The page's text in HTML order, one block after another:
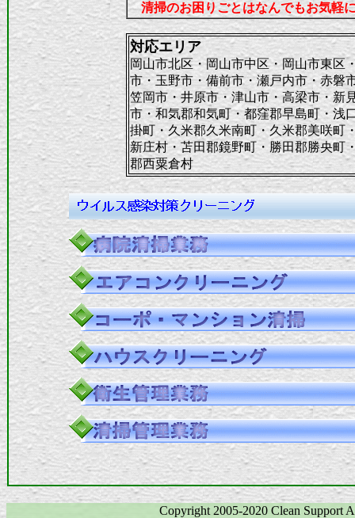
清掃のお困りごとはなんでもお気軽
対応エリア
岡山市北区・岡山市中区・岡山市東区
市・玉野市・備前市・瀬戸内市・赤磐
笠岡市・井原市・津山市・高梁市・新
市・和気郡和気町・都窪郡早島町・浅
掛町・久米郡久米南町・久米郡美咲町
新庄村・苫田郡鏡野町・勝田郡勝央町
郡西粟倉村
Copyright 2005-2020 Clean Support